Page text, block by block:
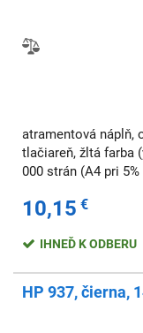
atramentová náplň,
tlačiareň, žltá farba
000 strán (A4 pri
10,15 €
IHNEĎ K ODBERU
HP 937, čierna,